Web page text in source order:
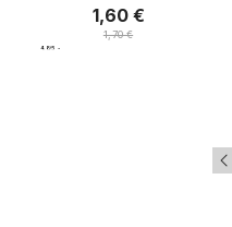
Prix
1,60 €
Prix normal
1,70 €
4.8/5 -